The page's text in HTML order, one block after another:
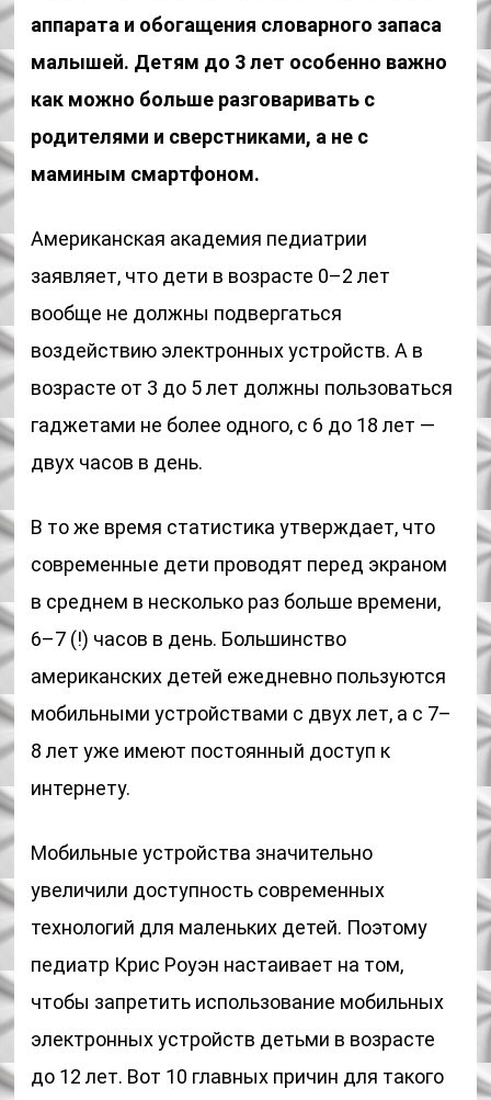
аппарата и обогащения словарного запаса
малышей. Детям до 3 лет особенно важно
как можно больше разговаривать с
родителями и сверстниками, а не с
маминым смартфоном.
Американская академия педиатрии
заявляет, что дети в возрасте 0–2 лет
вообще не должны подвергаться
воздействию электронных устройств. А в
возрасте от 3 до 5 лет должны пользоваться
гаджетами не более одного, с 6 до 18 лет —
двух часов в день.
В то же время статистика утверждает, что
современные дети проводят перед экраном
в среднем в несколько раз больше времени,
6–7 (!) часов в день. Большинство
американских детей ежедневно пользуются
мобильными устройствами с двух лет, а с 7–
8 лет уже имеют постоянный доступ к
интернету.
Мобильные устройства значительно
увеличили доступность современных
технологий для маленьких детей. Поэтому
педиатр Крис Роуэн настаивает на том,
чтобы запретить использование мобильных
электронных устройств детьми в возрасте
до 12 лет. Вот 10 главных причин для такого